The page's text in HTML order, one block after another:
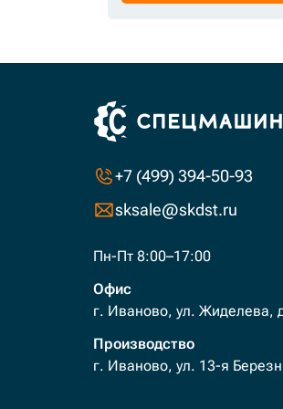
+7 (499) 394-50-93
sksale@skdst.ru
Пн-Пт 8:00–17:00
Офис
г. Иваново, ул. Жиделева,
Производство
г. Иваново, ул. 13-я